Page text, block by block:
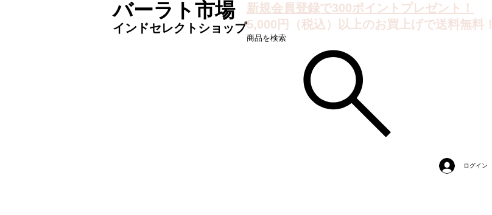
バーラト市場
インドセレクトショップ
新規会員登録で300ポイントプレゼント！
5,000円（税込）以上のお買上げで送料無料！
商品を検索
ログイン